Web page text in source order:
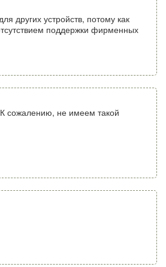
других устройств, потому как
поддержки фирменных
сожалению, не имеем такой